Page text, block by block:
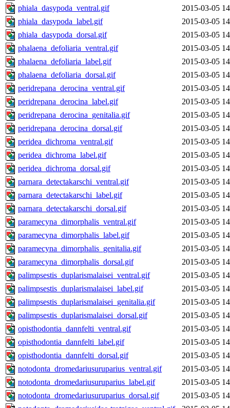
phiala_dasypoda_ventral.gif
2015-03-05
phiala_dasypoda_label.gif
2015-03-05
phiala_dasypoda_dorsal.gif
2015-03-05
phalaena_defoliaria_ventral.gif
2015-03-05
phalaena_defoliaria_label.gif
2015-03-05
phalaena_defoliaria_dorsal.gif
2015-03-05
peridrepana_derocina_ventral.gif
2015-03-05
peridrepana_derocina_label.gif
2015-03-05
peridrepana_derocina_genitalia.gif
2015-03-05
peridrepana_derocina_dorsal.gif
2015-03-05
peridea_dichroma_ventral.gif
2015-03-05
peridea_dichroma_label.gif
2015-03-05
peridea_dichroma_dorsal.gif
2015-03-05
parnara_detectakarschi_ventral.gif
2015-03-05
parnara_detectakarschi_label.gif
2015-03-05
parnara_detectakarschi_dorsal.gif
2015-03-05
paramecyna_dimorphalis_ventral.gif
2015-03-05
paramecyna_dimorphalis_label.gif
2015-03-05
paramecyna_dimorphalis_genitalia.gif
2015-03-05
paramecyna_dimorphalis_dorsal.gif
2015-03-05
palimpsestis_duplarismalaisei_ventral.gif
2015-03-05
palimpsestis_duplarismalaisei_label.gif
2015-03-05
palimpsestis_duplarismalaisei_genitalia.gif
2015-03-05
palimpsestis_duplarismalaisei_dorsal.gif
2015-03-05
opisthodontia_dannfelti_ventral.gif
2015-03-05
opisthodontia_dannfelti_label.gif
2015-03-05
opisthodontia_dannfelti_dorsal.gif
2015-03-05
notodonta_dromedariusuruparius_ventral.gif
2015-03-05
notodonta_dromedariusuruparius_label.gif
2015-03-05
notodonta_dromedariusuruparius_dorsal.gif
2015-03-05